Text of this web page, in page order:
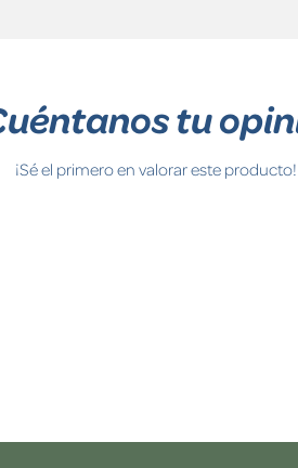
tu
¡Sé el primero en valorar este producto!